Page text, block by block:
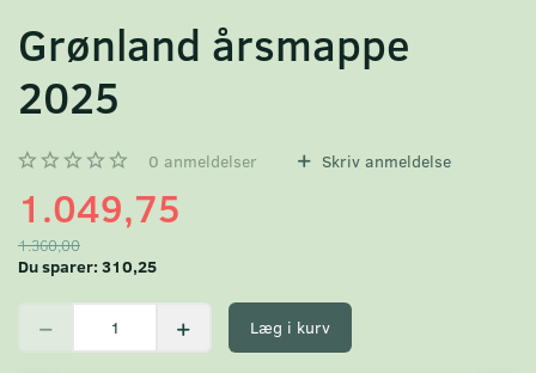
Grønland årsmappe
2025
0 anmeldelser Skriv anmeldelse
1.049,75
1.360,00
Du sparer: 310,25
Læg i kurv